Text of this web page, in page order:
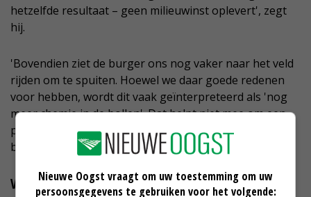
hetzelfde resultaat – geen milieuwinst oplevert', zegt
hij.
'Bovendien ziet de burger ons nog vaker naar het veld
rijden om te spuiten. Hoewel we daar goede redenen
voor hebben, wordt dit vaak geïnterpreteerd als 'nog
meer chemie in de bollen'. Dat helpt niet mee om een
positief beeld van de tulpenteelt te houden', stelt de
bollenteler.
Verbod op Movento
Nieuwe Oogst vraagt om uw toestemming om uw
persoonsgegevens te gebruiken voor het volgende: